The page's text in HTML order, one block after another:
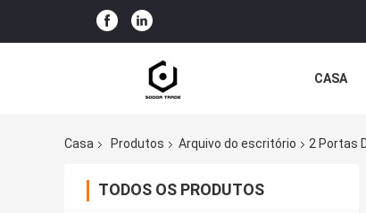
CASA
Casa Produtos Arquivo do escritório 2 Portas
TODOS OS PRODUTOS